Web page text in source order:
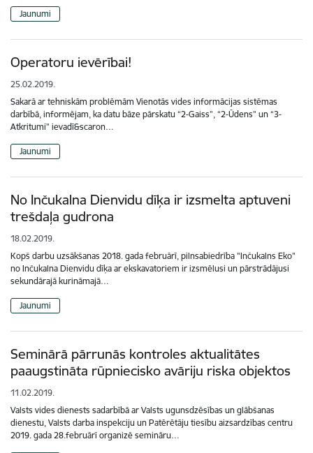
Jaunumi
Operatoru ievērībai!
25.02.2019.
Sakarā ar tehniskām problēmām Vienotās vides informācijas sistēmas
darbībā, informējam, ka datu bāze pārskatu “2-Gaiss”, “2-Ūdens” un “3-
Atkritumi” ievadī&scaron…
Jaunumi
No Inčukalna Dienvidu dīķa ir izsmelta aptuveni
trešdaļa gudrona
18.02.2019.
Kopš darbu uzsākšanas 2018. gada februārī, pilnsabiedrība "Inčukalns Eko"
no Inčukalna Dienvidu dīķa ar ekskavatoriem ir izsmēlusi un pārstrādājusi
sekundārajā kurināmajā…
Jaunumi
Seminārā pārrunās kontroles aktualitātes
paaugstināta rūpniecisko avāriju riska objektos
11.02.2019.
Valsts vides dienests sadarbībā ar Valsts ugunsdzēsības un glābšanas
dienestu, Valsts darba inspekciju un Patērētāju tiesību aizsardzības centru
2019. gada 28.februārī organizē semināru…